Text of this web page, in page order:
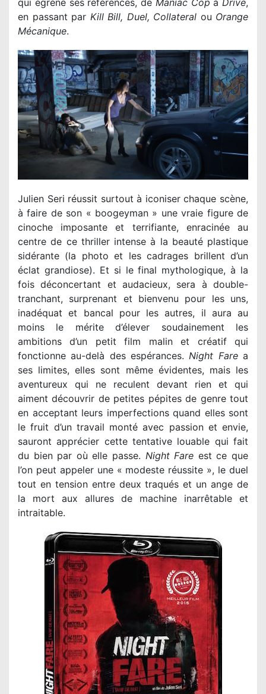
en passant par Kill Bill, Duel, Collateral ou Orange
Mécanique.
Julien Seri réussit surtout à iconiser chaque scène,
à faire de son « boogeyman » une vraie figure de
cinoche imposante et terrifiante, enracinée au
centre de ce thriller intense à la beauté plastique
sidérante (la photo et les cadrages brillent d’un
éclat grandiose). Et si le final mythologique, à la
fois déconcertant et audacieux, sera à double-
tranchant, surprenant et bienvenu pour les uns,
inadéquat et bancal pour les autres, il aura au
moins le mérite d’élever soudainement les
ambitions d’un petit film malin et créatif qui
fonctionne au-delà des espérances. Night Farea
ses limites, elles sont même évidentes, mais les
aventureux qui ne reculent devant rien et qui
aiment découvrir de petites pépites de genre tout
en acceptant leurs imperfections quand elles sont
le fruit d’un travail monté avec passion et envie,
sauront apprécier cette tentative louable qui fait
du bien par où elle passe. Night Fare est ce que
l’on peut appeler une « modeste réussite », le duel
tout en tension entre deux traqués et un ange de
la mort aux allures de machine inarrêtable et
intraitable.